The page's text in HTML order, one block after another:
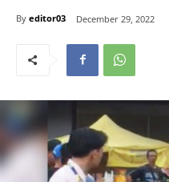
By editor03 December 29, 2022